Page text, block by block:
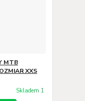
MTB
XXS
Skladem 1